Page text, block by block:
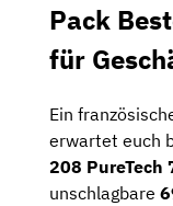
Pack
für
Ein
erwartet euch
208 PureTech
unschlagbare